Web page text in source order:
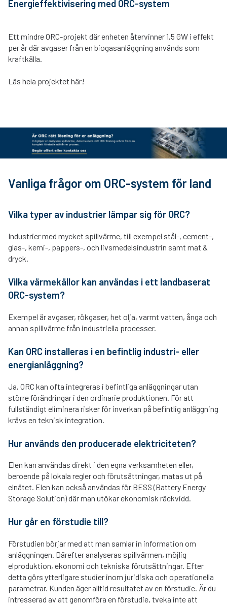
Energieffektivisering med ORC-system
Ett mindre ORC-projekt där enheten återvinner 1,5 GW i effekt
per år där avgaser från en biogasanläggning används som
kraftkälla.
Läs hela projektet här!
Vanliga frågor om ORC-system för land
Vilka typer av industrier lämpar sig för ORC?
Industrier med mycket spillvärme, till exempel stål-, cement-,
glas-, kemi-, pappers-, och livsmedelsindustrin samt mat &
dryck.
Vilka värmekällor kan användas i ett landbaserat
ORC-system?
Exempel är avgaser, rökgaser, het olja, varmt vatten, ånga och
annan spillvärme från industriella processer.
Kan ORC installeras i en befintlig industri- eller
energianläggning?
Ja, ORC kan ofta integreras i befintliga anläggningar utan
större förändringar i den ordinarie produktionen. För att
fullständigt eliminera risker för inverkan på befintlig anläggning
krävs en teknisk integration.
Hur används den producerade elektriciteten?
Elen kan användas direkt i den egna verksamheten eller,
beroende på lokala regler och förutsättningar, matas ut på
elnätet. Elen kan också användas för BESS (Battery Energy
Storage Solution) där man utökar ekonomisk räckvidd.
Hur går en förstudie till?
Förstudien börjar med att man samlar in information om
anläggningen. Därefter analyseras spillvärmen, möjlig
elproduktion, ekonomi och tekniska förutsättningar. Efter
detta görs ytterligare studier inom juridiska och operationella
parametrar. Kunden äger alltid resultatet av en förstudie. Är du
intresserad av att genomföra en förstudie, tveka inte att